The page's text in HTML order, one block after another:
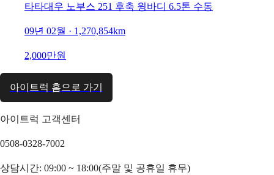
타타대우 노부스 251 후축 윙바디 6.5톤 수동
09년 02월 · 1,270,854km
2,000만원
아이트럭 홈으로 가기
아이트럭 고객센터
0508-0328-7002
상담시간: 09:00 ~ 18:00(주말 및 공휴일 휴무)